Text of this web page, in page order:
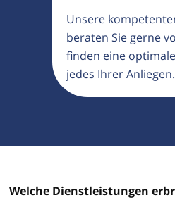
Unsere
beraten Sie gerne
finden eine
jedes Ihrer Anliegen.
Welche Dienstleistungen